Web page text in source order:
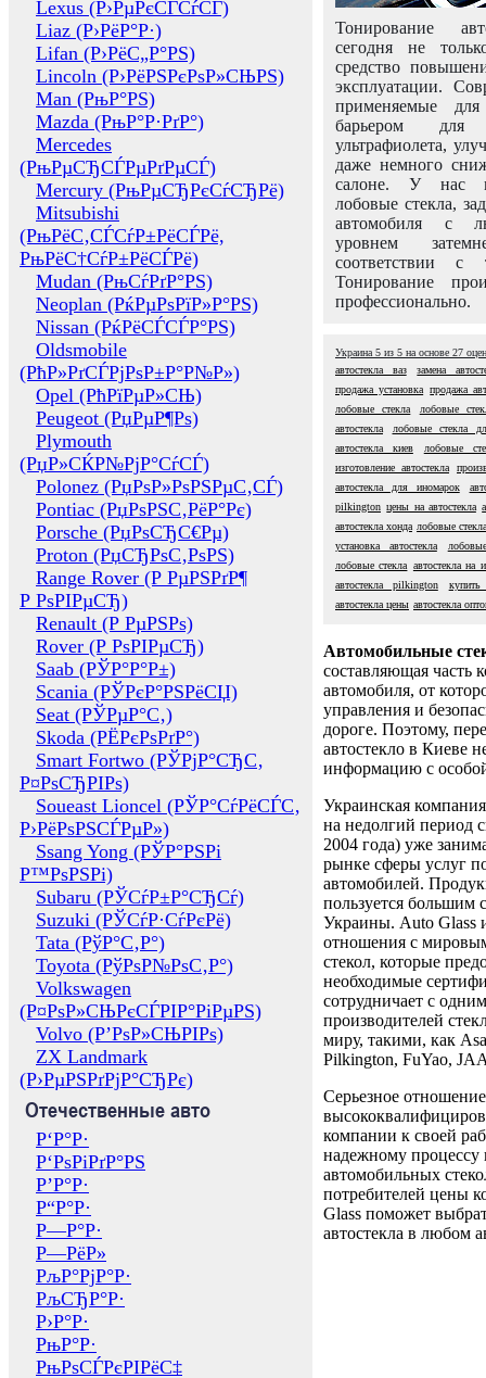
Lexus (Р›РµРєСЃСѓСЃ)
Liaz (Р›РёР°Р·)
Lifan (Р›РёС„Р°РЅ)
Lincoln (Р›РёРЅРєРѕР»СЊРЅ)
Man (РњР°РЅ)
Mazda (РњР°Р·РґР°)
Mercedes
(РњРµСЂСЃРµРґРµСЃ)
Mercury (РњРµСЂРєСѓСЂРё)
Mitsubishi
(РњРёС‚СЃСѓР±РёСЃРё,
РњРёС†СѓР±РёСЃРё)
Mudan (РњСѓРґР°РЅ)
Neoplan (РќРµРѕРїР»Р°РЅ)
Nissan (РќРёСЃСЃР°РЅ)
Oldsmobile
(РћР»РґСЃРјРѕР±Р°Р№Р»)
Opel (РћРїРµР»СЊ)
Peugeot (РџРµР¶Рѕ)
Plymouth
(РџР»СЌР№РјР°СѓСЃ)
Polonez (РџРѕР»РѕРЅРµС‚СЃ)
Pontiac (РџРѕРЅС‚РёР°Рє)
Porsche (РџРѕСЂС€Рµ)
Proton (РџСЂРѕС‚РѕРЅ)
Range Rover (Р РµРЅРґР¶
Р РѕРІРµСЂ)
Renault (Р РµРЅРѕ)
Rover (Р РѕРІРµСЂ)
Saab (РЎР°Р°Р±)
Scania (РЎРєР°РЅРёСЏ)
Seat (РЎРµР°С‚)
Skoda (РЁРєРѕРґР°)
Smart Fortwo (РЎРјР°СЂС‚
Р¤РѕСЂРІРѕ)
Soueast Lioncel (РЎР°СѓРёСЃС‚
Р›РёРѕРЅСЃРµР»)
Ssang Yong (РЎР°РЅРі
Р™РѕРЅРі)
Subaru (РЎСѓР±Р°СЂСѓ)
Suzuki (РЎСѓР·СѓРєРё)
Tata (РўР°С‚Р°)
Toyota (РўРѕР№РѕС‚Р°)
Volkswagen
(Р¤РѕР»СЊРєСЃРІР°РіРµРЅ)
Volvo (Р’РѕР»СЊРІРѕ)
ZX Landmark
(Р›РµРЅРґРјР°СЂРє)
Отечественные авто
Р‘Р°Р·
Р‘РѕРіРґР°РЅ
Р’Р°Р·
Р“Р°Р·
Р—Р°Р·
Р—РёР»
РљР°РјР°Р·
РљСЂР°Р·
Р›Р°Р·
РњР°Р·
РњРѕСЃРєРІРёС‡
Тонирование
сегодня не
средство
эксплуатации.
применяемые
барьером для
ультрафиолета,
даже немного
салоне. У нас
лобовые стекла,
автомобиля с
уровнем
соответствии с
Тонирование
профессионально.
Украина 5 из 5 на основе 27
автостекла ваз
замена
продажа установка продажа
лобовые стекла
лобовые
автостекла
лобовые стекла
автостекла киев
лобовые
изготовление автостекла
автостекла для иномарок
pilkington цены на автостекла
автостекла хонда лобовые
установка автостекла
лобовые стекла автостекла на
автостекла pilkington
купить
автостекла цены автостекла
Автомобильные
составляющая часть
автомобиля, от
управления и
дороге. Поэтому,
автостекло в Киеве
информацию с
Украинская
на недолгий период
2004 года) уже
рынке сферы услуг
автомобилей.
пользуется большим
Украины. Auto Glass
отношения с
стекол, которые
необходимые
сотрудничает с
производителей
миру, такими, как
Pilkington, FuYao,
Серьезное отношение
компании к своей
надежному процессу
автомобильных
потребителей цены
Glass поможет
автостекла в любом